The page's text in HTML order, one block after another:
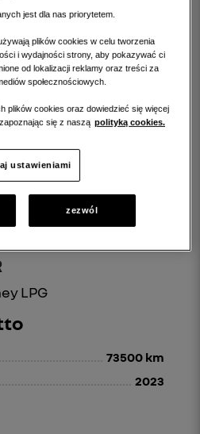
PLN/mc.
LPG
73500 km
2023
jest dla nas priorytetem.
plików cookies w celu tworzenia
i wydajności strony, aby pokazywać ci
od lokalizacji reklamy oraz treści za
społecznościowych.
plików cookies oraz dowiedzieć się więcej
się z naszą polityką cookies.
ustawieniami
zezwól